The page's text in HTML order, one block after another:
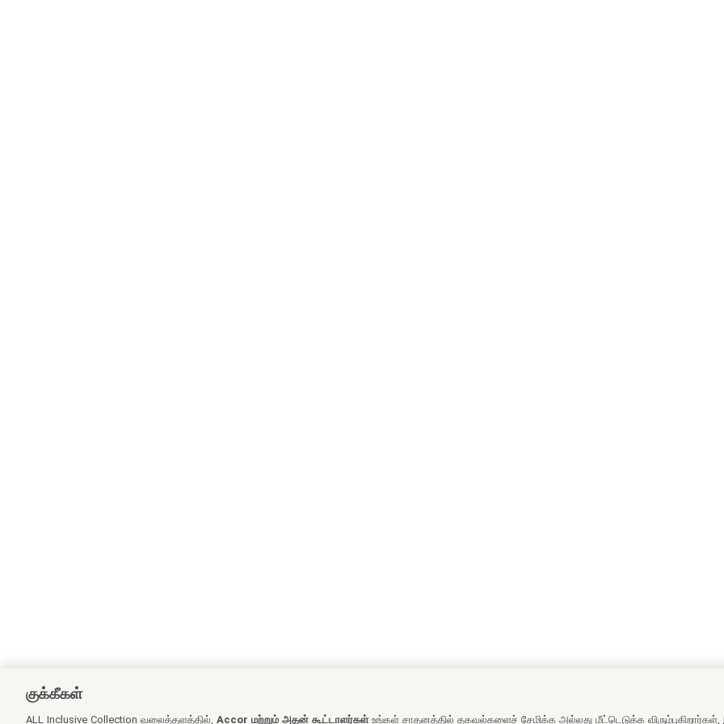
குக்கீகள்
ALL Inclusive Collection வலைத்தளத்தில், Accor மற்றும் அதன் கூட்டாளர்கள்உங்கள் சாதனத்தில் தகவல்களைச் சேமிக்க அல்லது மீட்டெடுக்க